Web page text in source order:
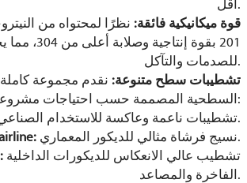
أقل.
قوة ميكانيكية فائقة: نظرًا لمحتواه من
201 بقوة إنتاجية
للصدمات والتآكل.
تشطيبات سطح متنوعة: نقدم مجموعة
السطحية المصممة حسب احتياجات مشروعك:
تشطيبات ناعمة وعاكسة للاستخدام الصناعي والأجهزة.
نسيج فرشاة مثالي للديكور المعماري.
الفاخرة والمصاعد.